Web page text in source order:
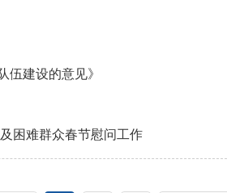
伍建设的意见》
困难群众春节慰问工作